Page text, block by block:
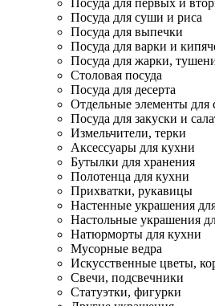
Посуда для первых и
Посуда для суши и риса
Посуда для выпечки
Посуда для варки и
Посуда для жарки,
Столовая посуда
Посуда для десерта
Отдельные элементы для
Посуда для закуски и
Измельчители, терки
Аксессуары для кухни
Бутылки для хранения
Полотенца для кухни
Прихватки, рукавицы
Настенные украшения
Настольные украшения
Натюрморты для кухни
Мусорные ведра
Искусственные цветы,
Свечи, подсвечники
Статуэтки, фигурки